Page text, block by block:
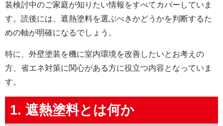
装検討中のご家庭が知りたい情報をすべてカバーしていま
す。読後には、遮熱塗料を選ぶべきかどうかを判断するた
めの軸が明確になるでしょう。
特に、外壁塗装を機に室内環境を改善したいとお考えの
方、省エネ対策に関心がある方に役立つ内容となっていま
す。
1. 遮熱塗料とは何か